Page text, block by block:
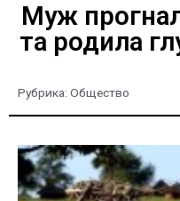
Муж
та родила
Рубрика: Общество